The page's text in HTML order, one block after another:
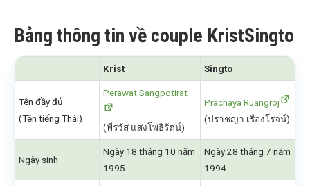
Bảng thông tin về couple KristSingto
Krist Singto
Tên đầy đủ
(Tên tiếng Thái)
Perawat Sangpotirat
(พีรวัส แสงโพธิรัตน์)
Prachaya Ruangroj
(ปราชญา เรืองโรจน์)
Ngày sinh
Ngày 18 tháng 10 năm
1995
Ngày 28 tháng 7 năm
1994